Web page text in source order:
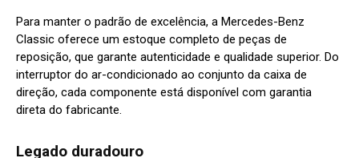
Para manter o padrão de excelência, a Mercedes-Benz
Classic oferece um estoque completo de peças de
reposição, que garante autenticidade e qualidade superior. Do
interruptor do ar-condicionado ao conjunto da caixa de
direção, cada componente está disponível com garantia
direta do fabricante.
Legado duradouro